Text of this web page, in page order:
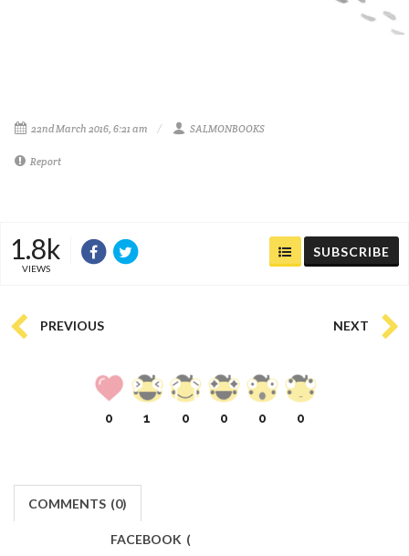
22nd March 2016, 6:21 am SALMONBOOKS
Report
1.8k
VIEWS
SUBSCRIBE
PREVIOUS NEXT
0 1 0 0 0 0
COMMENTS (0)
FACEBOOK (